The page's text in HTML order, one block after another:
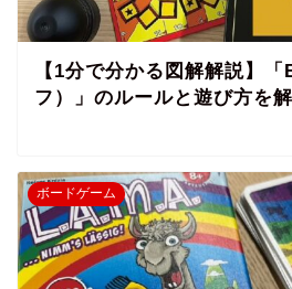
【1分で分かる図解解説】
フ）」のルールと遊び方を解
ボードゲーム